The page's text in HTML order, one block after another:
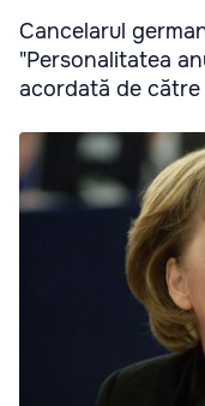
Cancelarul
"Personalitatea
acordată de către